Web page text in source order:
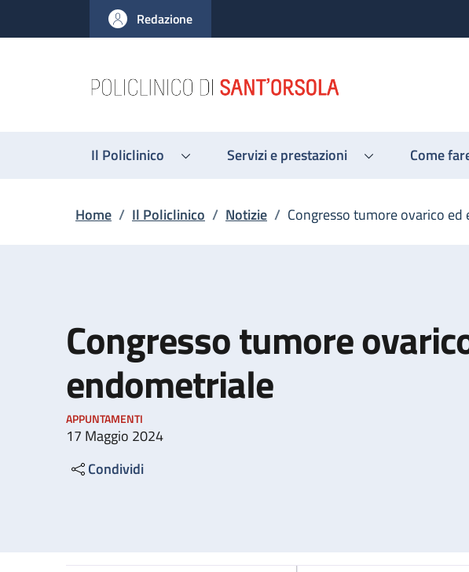
al contenuto principale
to footer content
Redazione
Il Policlinico Servizi e prestazioni Come
Briciole di pane
Home / Il Policlinico / Notizie / Congresso tumore ovarico
Congresso tumore
endometriale
APPUNTAMENTI
17 Maggio 2024
Condividi